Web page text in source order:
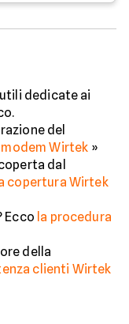
dedicate ai
del
Wirtek »
dal
copertura Wirtek
Ecco la procedura
della
clienti Wirtek